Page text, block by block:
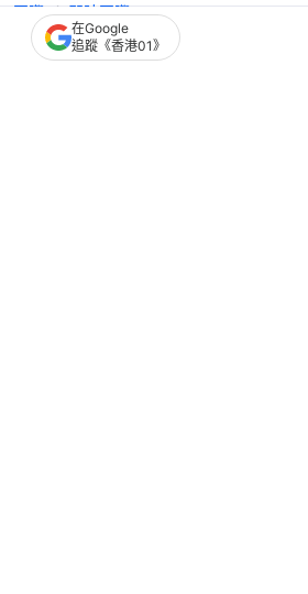
國際 即時國際
美國紐約地鐵站持刀傷
在Google
追蹤《香港01》